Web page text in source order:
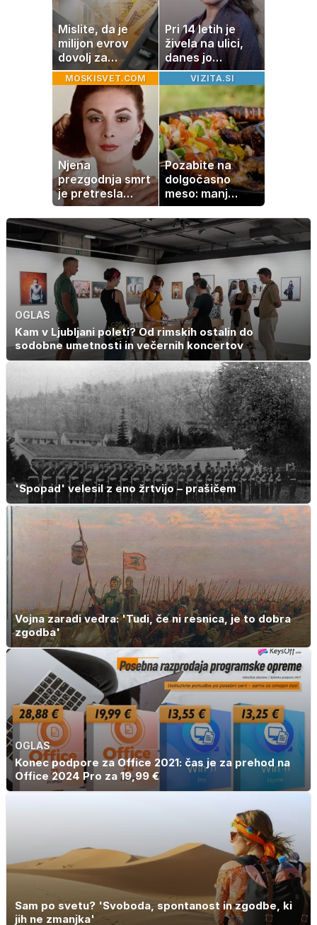
Mislite, da je
milijon evrov
dovolj za
sanjsko
stanovanje? Te
številke so
šokirale Evropo
Pri 14 letih je
živela na ulici,
danes jo
občuduje ves
svet
MOSKISVET.COM
Njena
prezgodnja smrt
je pretresla
modni svet: za
slavo se je
skrivala
tragedija
VIZITA.SI
Pozabite na
dolgočasno
meso: manj
maščobe, več
svežine
OGLAS
Kam v Ljubljani poleti? Od rimskih ostalin do
sodobne umetnosti in večernih koncertov
'Spopad' velesil z eno žrtvijo – prašičem
Vojna zaradi vedra: 'Tudi, če ni resnica, je to dobra
zgodba'
OGLAS
Konec podpore za Office 2021: čas je za prehod na
Office 2024 Pro za 19,99 €
Sam po svetu? 'Svoboda, spontanost in zgodbe, ki
jih ne zmanjka'